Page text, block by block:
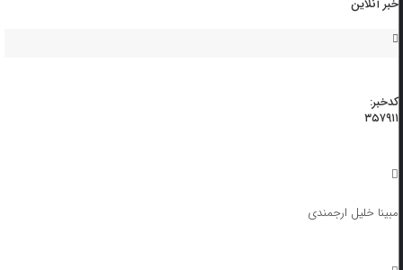
خبر آنلاین
کدخبر:
۳۵۷۹۱۱
مبینا خلیل ارجمندی